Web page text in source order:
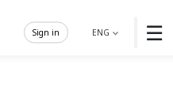
☰
ENG
Sign in